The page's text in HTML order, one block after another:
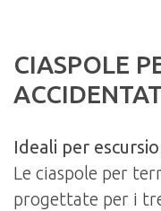
CIASPOLE
Ideali per
Le ciaspole per
progettate per i